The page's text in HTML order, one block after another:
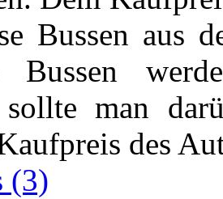
Bussen aus
Bussen
man
des
(3)